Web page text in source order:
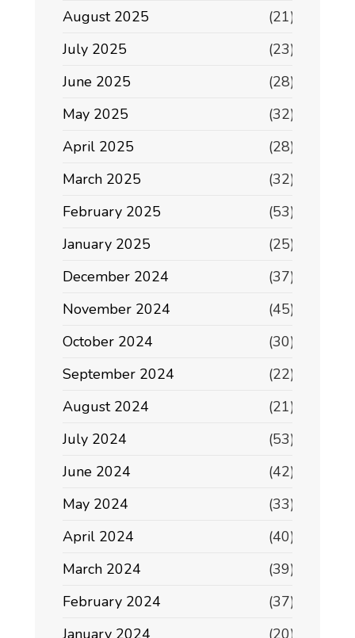
August 2025
(21)
July 2025
(23)
June 2025
(28)
May 2025
(32)
April 2025
(28)
March 2025
(32)
February 2025
(53)
January 2025
(25)
December 2024
(37)
November 2024
(45)
October 2024
(30)
September 2024
(22)
August 2024
(21)
July 2024
(53)
June 2024
(42)
May 2024
(33)
April 2024
(40)
March 2024
(39)
February 2024
(37)